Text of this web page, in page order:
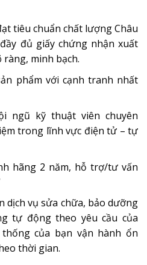
tiêu chuẩn chất lượng Châu
đủ giấy chứng nhận xuất
ràng, minh bạch.
phẩm với cạnh tranh nhất
ngũ kỹ thuật viên chuyên
trong lĩnh vực điện tử – tự
hãng 2 năm, hỗ trợ/tư vấn
dịch vụ sửa chữa, bảo dưỡng
tự động theo yêu cầu của
của bạn vận hành ổn
thời gian.